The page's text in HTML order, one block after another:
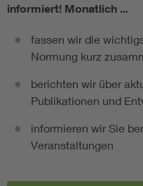
informiert! Monatlich ...
fassen wir die
Normung kurz
berichten wir über
Publikationen und
informieren wir Sie
Veranstaltungen